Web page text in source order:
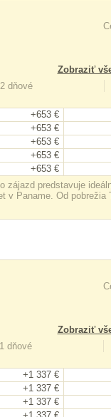
Zobraziť
dňové
+653 €
+653 €
+653 €
+653 €
+653 €
predstavuje
v Paname. Od pobrežia
Zobraziť
dňové
+1 337 €
+1 337 €
+1 337 €